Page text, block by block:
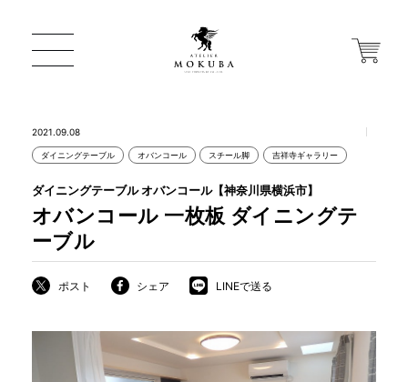
店舗から探す
一枚板 ATELIER MOKUBA HOME
MOKUBA について
2021.09.08
ダイニングテーブル オバンコール スチール脚 吉祥寺ギャラリー
オバンコール 一枚板 ダイニングテ
ーブル
ダイニングテーブル オバンコール【神奈川県横浜市】
ポスト シェア LINEで送る